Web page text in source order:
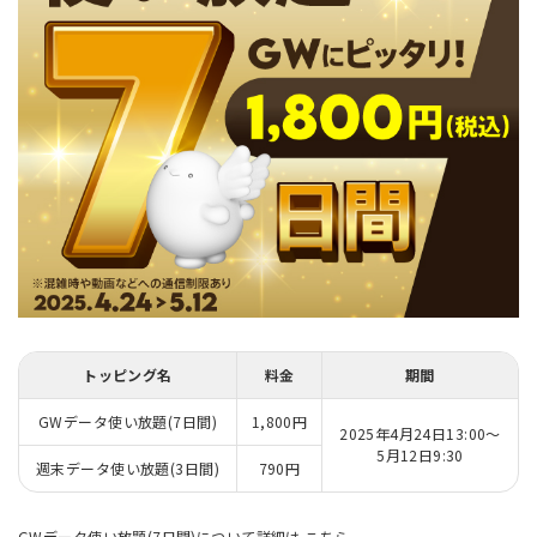
トッピング名 料金 期間
GWデータ使い放題(7日間) 1,800円
2025年4月24日13:00～
5月12日9:30
週末データ使い放題(3日間) 790円